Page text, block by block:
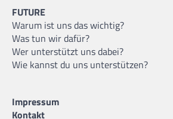
FUTURE
Warum ist uns das wichtig?
Was tun wir dafür?
Wer unterstützt uns dabei?
Wie kannst du uns unterstützen?
Impressum
Kontakt